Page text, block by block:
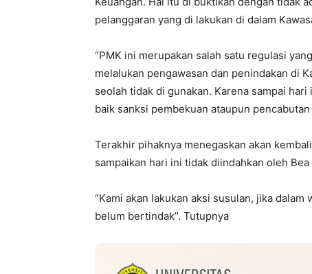
pelanggaran yang di lakukan di dalam
“PMK ini merupakan salah satu regulasi
melalukan pengawasan dan penindakan di
seolah tidak di gunakan. Karena sampai
baik sanksi pembekuan ataupun
Terakhir pihaknya menegaskan akan
sampaikan hari ini tidak diindahkan oleh Bea
“Kami akan lakukan aksi susulan, jika
belum bertindak”. Tutupnya